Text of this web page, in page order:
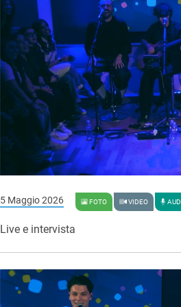
5 Maggio 2026 FOTO VIDEO
Live e intervista